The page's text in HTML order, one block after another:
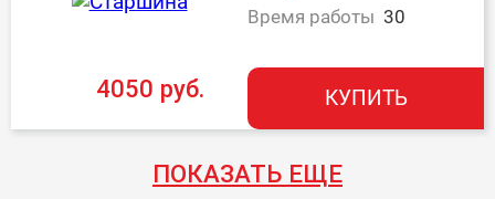
Время работы 30
4050 руб. КУПИТЬ
ПОКАЗАТЬ ЕЩЕ